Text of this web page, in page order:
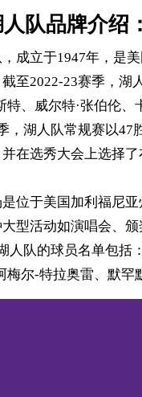
队品牌介绍：
成立于1947年，是
至2022-23赛季，湖
特、威尔特·张伯伦、
，湖人队常规赛以47
在选秀大会上选择
位于美国加利福尼
型活动如演唱会、颁
人队的球员名单包括
梅尔-特拉奥雷、默罕